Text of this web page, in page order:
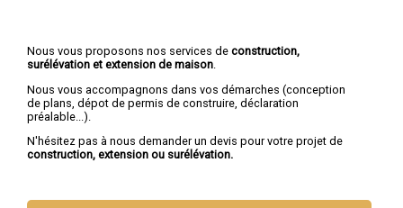
Nous vous proposons nos services de construction,
surélévation et extension de maison
Nous vous accompagnons dans vos démarches (conception
de plans, dépot de permis de construire, déclaration
préalable...).
N'hésitez pas à nous demander un devis pour votre projet de
construction, extension ou surélévation.